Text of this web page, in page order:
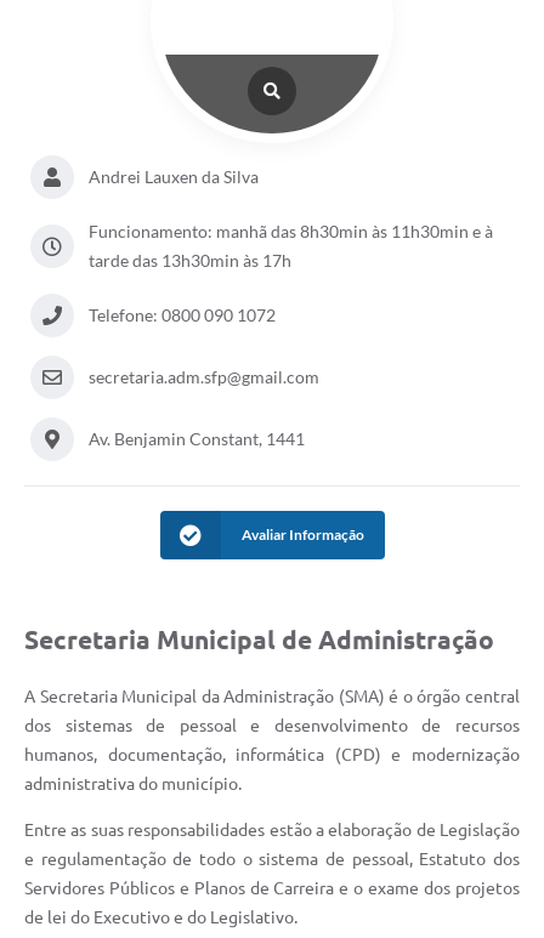
Sala do Empreendedor
Acesso à Informação
Turismo em São Chico
Plano de Saneamento
Devedores de ICMS/IPVA.
Publicações Legais
Casa do Trabalhador
UAB - Universidade Aberta do Brasil
UERGS - Universidade Estadual do RS
Turismo
Receitas
Despesas
Andrei Lauxen da Silva
Funcionamento: manhã das 8h30min às 11h30min e à
tarde das 13h30min às 17h
Telefone: 0800 090 1072
secretaria.adm.sfp@gmail.com
Av. Benjamin Constant, 1441
Avaliar Informação
Secretaria Municipal de Administração
A Secretaria Municipal da Administração (SMA) é o órgão central
dos sistemas de pessoal e desenvolvimento de recursos
humanos, documentação, informática (CPD) e modernização
administrativa do município.
Entre as suas responsabilidades estão a elaboração de Legislação
e regulamentação de todo o sistema de pessoal, Estatuto dos
Servidores Públicos e Planos de Carreira e o exame dos projetos
de lei do Executivo e do Legislativo.